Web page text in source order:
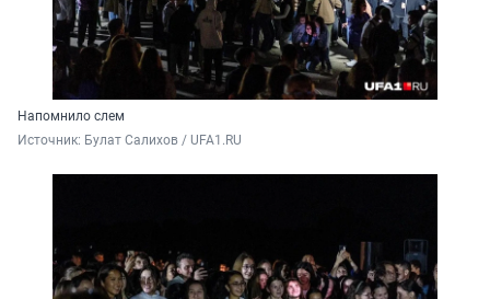
Напомнило слем
Источник: Булат Салихов / UFA1.RU